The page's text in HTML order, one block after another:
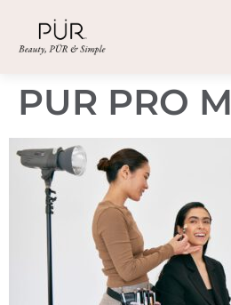
PUR PRO